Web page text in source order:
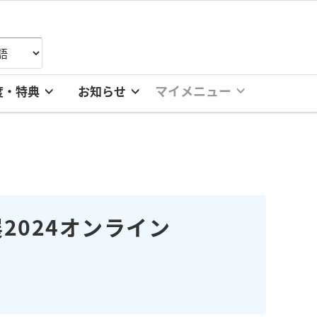
特典 お知らせ マイメニュー
オンライン